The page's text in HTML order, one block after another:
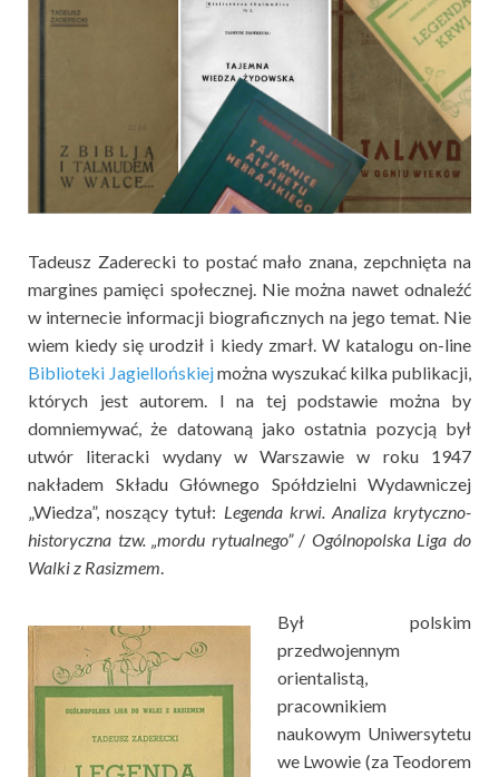
Tadeusz Zaderecki to postać mało znana, zepchnięta na
margines pamięci społecznej. Nie można nawet odnaleźć
w internecie informacji biograficznych na jego temat. Nie
wiem kiedy się urodził i kiedy zmarł. W katalogu on-line
Biblioteki Jagiellońskiejmożna wyszukać kilka publikacji,
których jest autorem. I na tej podstawie można by
domniemywać, że datowaną jako ostatnia pozycją był
utwór literacki wydany w Warszawie w roku 1947
nakładem Składu Głównego Spółdzielni Wydawniczej
„Wiedza”, noszący tytuł: Legenda krwi. Analiza krytyczno-
historyczna tzw. „mordu rytualnego”/ Ogólnopolska Liga do
Walki z Rasizmem.
Był polskim
przedwojennym
orientalistą,
pracownikiem
naukowym Uniwersytetu
we Lwowie (za Teodorem